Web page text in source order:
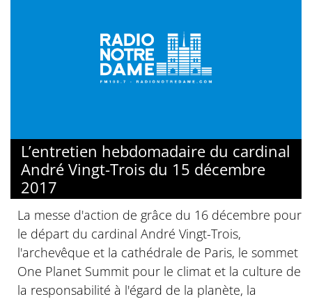
L’entretien hebdomadaire du cardinal
André Vingt-Trois du 15 décembre
2017
La messe d'action de grâce du 16 décembre pour
le départ du cardinal André Vingt-Trois,
l'archevêque et la cathédrale de Paris, le sommet
One Planet Summit pour le climat et la culture de
la responsabilité à l'égard de la planète, la